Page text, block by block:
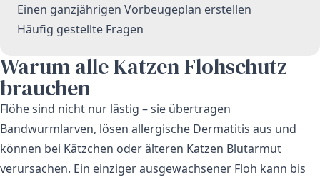
Einen ganzjährigen Vorbeugeplan erstellen
Häufig gestellte Fragen
Warum alle Katzen Flohschutz
brauchen
Flöhe sind nicht nur lästig – sie übertragen
Bandwurmlarven, lösen allergische Dermatitis aus und
können bei Kätzchen oder älteren Katzen Blutarmut
verursachen. Ein einziger ausgewachsener Floh kann bis